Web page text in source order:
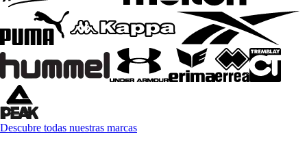
Descubre todas nuestras marcas